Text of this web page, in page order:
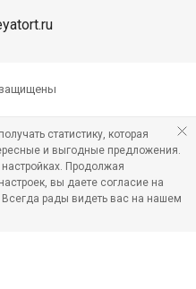
статистику, которая
и выгодные предложения.
Продолжая
вы даете согласие на
рады видеть вас на нашем